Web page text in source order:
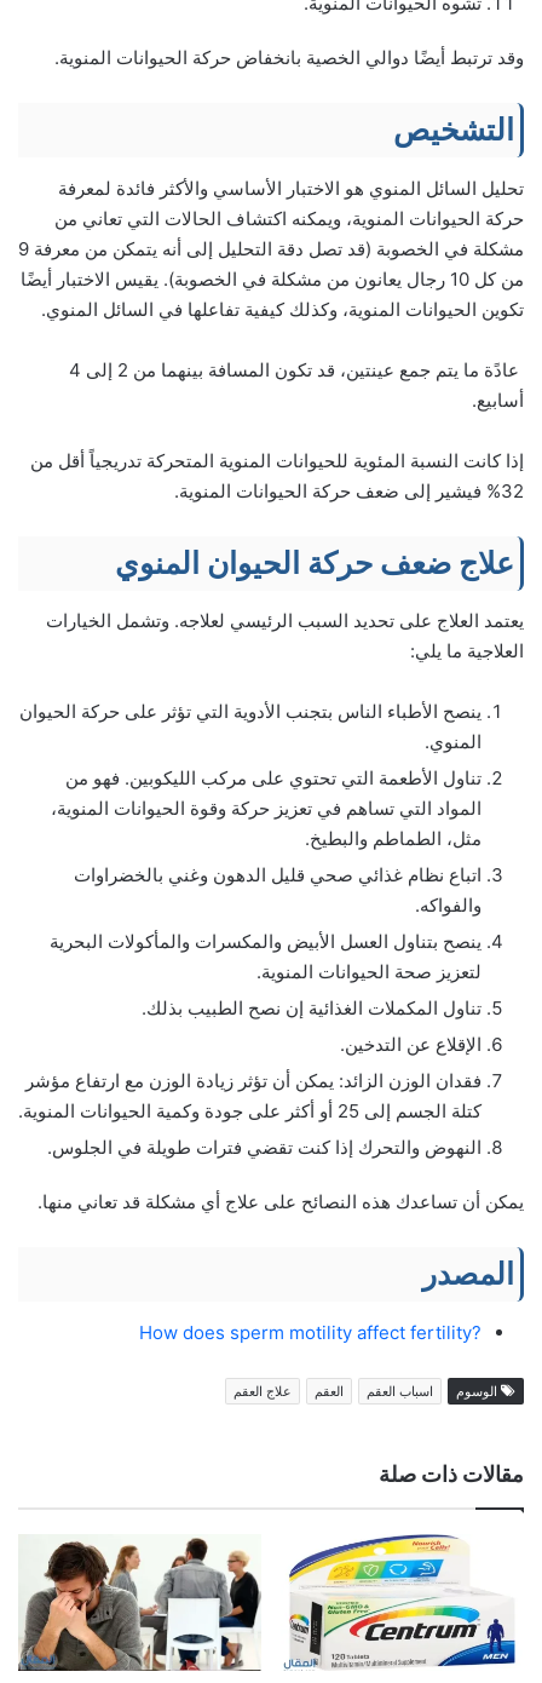
وقد ترتبط أيضًا دوالي الخصية بانخفاض حركة الحيوانات المنوية.
التشخيص
تحليل السائل المنوي هو الاختبار الأساسي والأكثر فائدة لمعرفة
حركة الحيوانات المنوية، ويمكنه اكتشاف الحالات التي تعاني من
مشكلة في الخصوبة (قد تصل دقة التحليل إلى أنه يتمكن من معرفة 9
من كل 10 رجال يعانون من مشكلة في الخصوبة). يقيس الاختبار أيضًا
تكوين الحيوانات المنوية، وكذلك كيفية تفاعلها في السائل المنوي.
عادًة ما يتم جمع عينتين، قد تكون المسافة بينهما من 2 إلى 4
أسابيع.
إذا كانت النسبة المئوية للحيوانات المنوية المتحركة تدريجياً أقل من
32% فيشير إلى ضعف حركة الحيوانات المنوية.
علاج ضعف حركة الحيوان المنوي
يعتمد العلاج على تحديد السبب الرئيسي لعلاجه. وتشمل الخيارات
العلاجية ما يلي:
ينصح الأطباء الناس بتجنب الأدوية التي تؤثر على حركة الحيوان
المنوي.
تناول الأطعمة التي تحتوي على مركب الليكوبين. فهو من
المواد التي تساهم في تعزيز حركة وقوة الحيوانات المنوية،
مثل، الطماطم والبطيخ.
اتباع نظام غذائي صحي قليل الدهون وغني بالخضراوات
والفواكه.
ينصح بتناول العسل الأبيض والمكسرات والمأكولات البحرية
لتعزيز صحة الحيوانات المنوية.
تناول المكملات الغذائية إن نصح الطبيب بذلك.
الإقلاع عن التدخين.
فقدان الوزن الزائد: يمكن أن تؤثر زيادة الوزن مع ارتفاع مؤشر
كتلة الجسم إلى 25 أو أكثر على جودة وكمية الحيوانات المنوية.
النهوض والتحرك إذا كنت تقضي فترات طويلة في الجلوس.
يمكن أن تساعدك هذه النصائح على علاج أي مشكلة قد تعاني منها.
المصدر
?How does sperm motility affect fertility
الوسوم اسباب العقم العقم علاج العقم
مقالات ذات صلة